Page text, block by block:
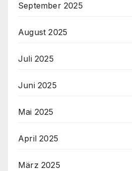
September 2025
August 2025
Juli 2025
Juni 2025
Mai 2025
April 2025
März 2025